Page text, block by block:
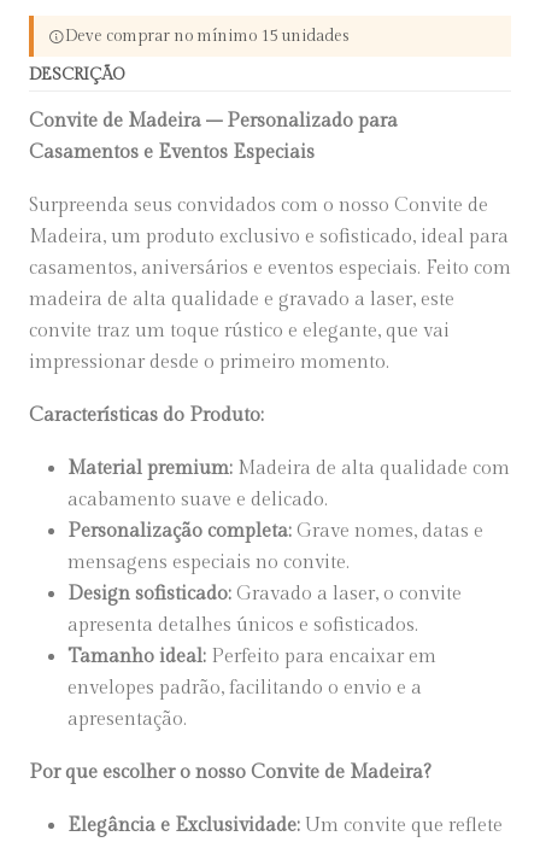
Deve comprar no mínimo 15 unidades
DESCRIÇÃO
Convite de Madeira – Personalizado para
Casamentos e Eventos Especiais
Surpreenda seus convidados com o nosso Convite de
Madeira, um produto exclusivo e sofisticado, ideal para
casamentos, aniversários e eventos especiais. Feito com
madeira de alta qualidade e gravado a laser, este
convite traz um toque rústico e elegante, que vai
impressionar desde o primeiro momento.
Características do Produto:
Material premium: Madeira de alta qualidade com
acabamento suave e delicado.
Personalização completa: Grave nomes, datas e
mensagens especiais no convite.
Design sofisticado: Gravado a laser, o convite
apresenta detalhes únicos e sofisticados.
Tamanho ideal: Perfeito para encaixar em
envelopes padrão, facilitando o envio e a
apresentação.
Por que escolher o nosso Convite de Madeira?
Elegância e Exclusividade: Um convite que reflete